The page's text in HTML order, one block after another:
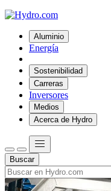
Aluminio
Energía
Sostenibilidad
Carreras
Inversores
Medios
Acerca de Hydro
Buscar